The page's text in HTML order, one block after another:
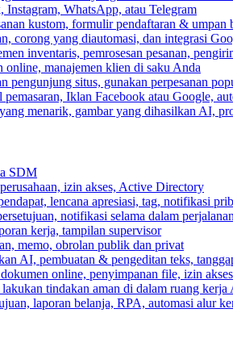
WhatsApp, atau Telegram
kustom, formulir pendaftaran &
corong yang diautomasi, dan integrasi
inventaris, pemrosesan pesanan,
online, manajemen klien di saku Anda
situs, gunakan perpesanan
Iklan Facebook atau Google,
menarik, gambar yang dihasilkan AI,
SDM
izin akses, Active Directory
lencana apresiasi, tag, notifikasi
notifikasi selama dalam perjalanan
kerja, tampilan supervisor
memo, obrolan publik dan privat
AI, pembuatan & pengeditan teks,
online, penyimpanan file, izin akses
tindakan aman di dalam ruang kerja
laporan belanja, RPA, automasi alur